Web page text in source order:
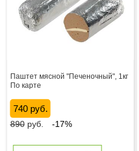
Паштет мясной "Печеночный", 1кг
По карте
740 руб.
890руб. -17%